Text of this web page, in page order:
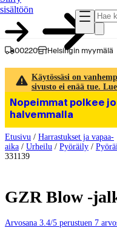
sisältöön
00220 Helsingin myymälä
Käytössäsi on
sivusto ei enää tue.
Nopeimmat polkee
halvemmalla
Etusivu / Harrastukset ja vapaa-
aika / Urheilu / Pyöräily /
331139
GZR Blow -
Arvosana 3.4/5 perustuen 7